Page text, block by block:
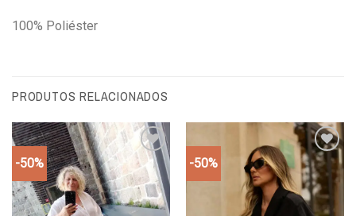
100% Poliéster
PRODUTOS RELACIONADOS
-50%
Add to
wishlist
-50%
Add to
wishlist